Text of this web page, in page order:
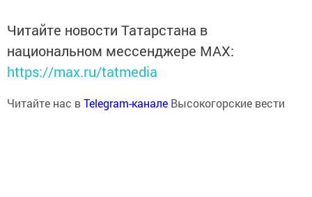
Читайте новости Татарстана в
национальном мессенджере MАХ:
https://max.ru/tatmedia
Читайте нас вTelegram-канале Высокогорские вести